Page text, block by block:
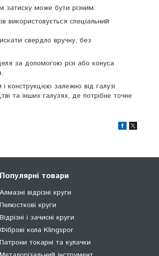
затиску може бути різним:
використовується спеціальний
свердло вручну, без
за допомогою різі або конуса
конструкцією залежно від галузі
та інших галузях, де потрібне точне
Популярні товари
Алмазні відрізні круги
Пелюсткові круги
Відрізні і зачисні круги
Фіброві кола Klingspor
Патрони токарні та кулачки